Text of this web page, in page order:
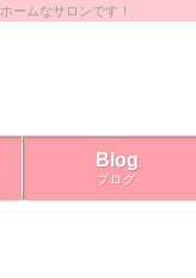
ームなサロンです！
Blog
ブログ